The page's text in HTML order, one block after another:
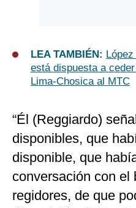
LEA TAMBIÉN:
está dispuesta a
Lima-Chosica al MTC
“Él (Reggiardo)
disponibles, que
disponible, que
conversación con el
regidores, de que